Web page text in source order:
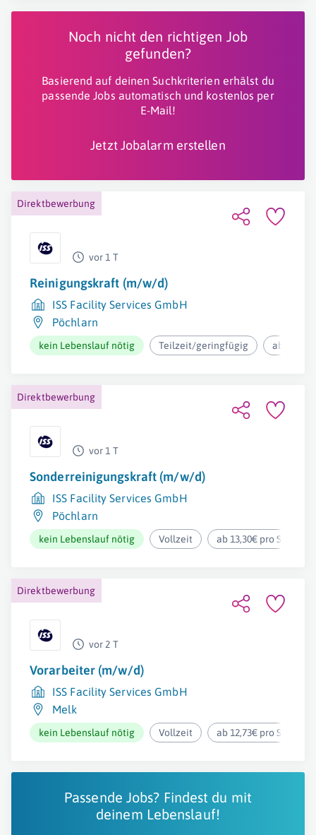
Noch nicht den richtigen Job
gefunden?
Basierend auf deinen Suchkriterien erhälst du
passende Jobs automatisch und kostenlos per
E-Mail!
Jetzt Jobalarm erstellen
Direktbewerbung
vor 1 T
Reinigungskraft (m/w/d)
ISS Facility Services GmbH
Pöchlarn
kein Lebenslauf nötig Teilzeit/geringfügig ab
Direktbewerbung
vor 1 T
Sonderreinigungskraft (m/w/d)
ISS Facility Services GmbH
Pöchlarn
kein Lebenslauf nötig Vollzeit ab 13,30€ pro Stunde
Direktbewerbung
vor 2 T
Vorarbeiter (m/w/d)
ISS Facility Services GmbH
Melk
kein Lebenslauf nötig Vollzeit ab 12,73€ pro Stunde
Passende Jobs? Findest du mit
deinem Lebenslauf!